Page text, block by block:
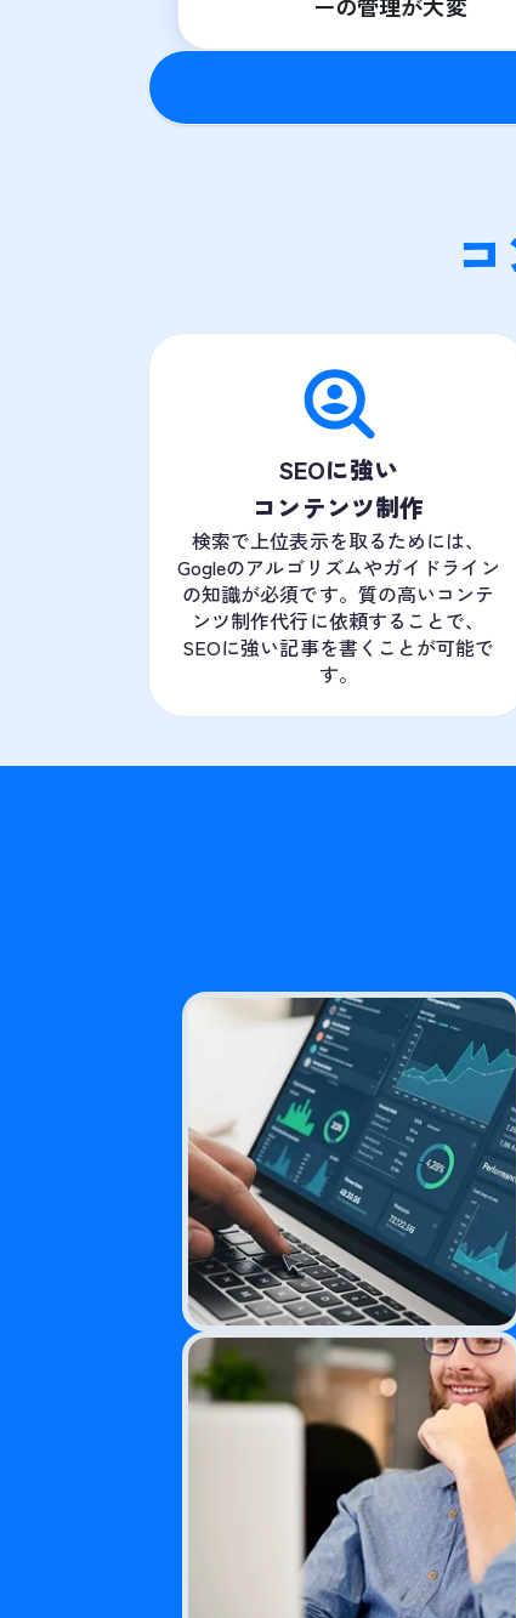
SEOに強い
コンテンツ制作
検索で上位表示を取るためには、
Gogleのアルゴリズムやガイドライン
の知識が必須です。質の高いコンテ
ンツ制作代行に依頼することで、
SEOに強い記事を書くことが可能で
す。